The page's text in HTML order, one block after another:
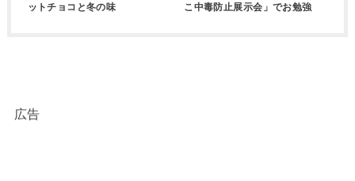
ットチョコと冬の味
こ中毒防止展示会」でお勉強
広告